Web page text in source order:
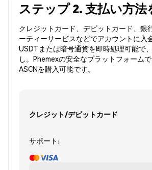
ステップ 2. 支払い方法
クレジットカード、デビットカード、銀
ーティーサービスなどでアカウントに入
USDTまたは暗号通貨を即時処理可能で
し。Phemexの安全なプラットフォーム
ASCNを購入可能です。
クレジット/デビットカード
サポート: